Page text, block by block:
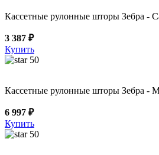
Кассетные рулонные шторы Зебра -
3 387 ₽
Купить
50
Кассетные рулонные шторы Зебра -
6 997 ₽
Купить
50